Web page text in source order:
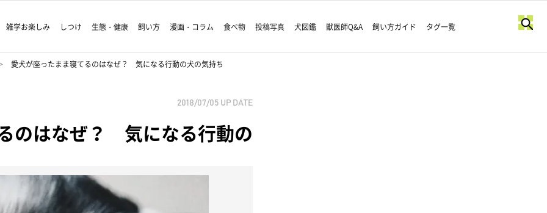
雑学お楽しみ しつけ 生態・健康 飼い方 漫画・コラム 食べ物 投稿写真 犬図鑑 獣医師Q&A 飼い方ガイド タグ一覧
愛犬が座ったまま寝てるのはなぜ？ 気になる行動の犬の気持ち
2018/07/05 UP DATE
のはなぜ？ 気になる行動の